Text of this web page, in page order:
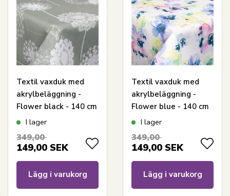
Textil vaxduk med
akrylbeläggning -
Flower black - 140 cm
bred - På metervis
I lager
349,00
149,00 SEK
Lägg i varukorg
Textil vaxduk med
akrylbeläggning -
Flower blue - 140 cm
bred - På metervara
I lager
349,00
149,00 SEK
Lägg i varukorg